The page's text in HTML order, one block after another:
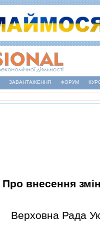
ЗАВАНТАЖЕННЯ ФОРУМ
Про внесення
Верховна Рада